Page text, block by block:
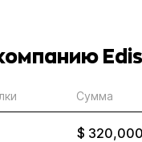
Сумма
$ 320,000